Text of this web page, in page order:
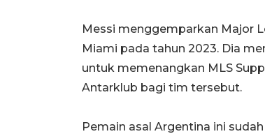
Messi menggemparkan Major
Miami pada tahun 2023. Dia
untuk memenangkan MLS
Antarklub bagi tim tersebut.
Pemain asal Argentina ini